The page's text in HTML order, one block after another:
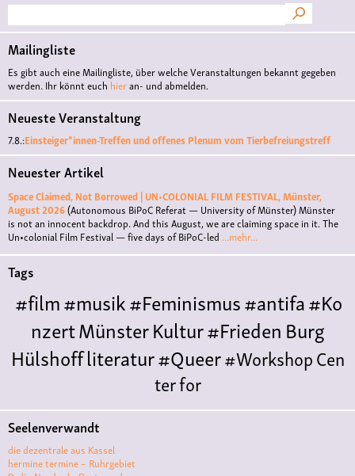
Suche
Mailingliste
Es gibt auch eine Mailingliste, über welche Veranstaltungen bekannt gegeben
werden. Ihr könnt euch hieran- und abmelden.
Neueste Veranstaltung
7.8.:Einsteiger*innen-Treffen und offenes Plenum vom Tierbefreiungstreff
Neuester Artikel
Space Claimed, Not Borrowed | UN•COLONIAL FILM FESTIVAL, Münster,
August 2026(Autonomous BiPoC Referat — University of Münster)Münster
is not an innocent backdrop. And this August, we are claiming space in it. The
Un•colonial Film Festival — five days of BiPoC-led ...mehr...
Tags
#film#musik#Feminismus#antifa#Ko
nzertMünsterKultur#FriedenBurg
Hülshoffliteratur#Queer#WorkshopCen
ter for
LiteraturePolyamoriePolytreff#liveKonzert
Polyamorietreff
MonogamieCNM
Seelenverwandt
die dezentrale aus Kassel
hermine termine – Ruhrgebiet